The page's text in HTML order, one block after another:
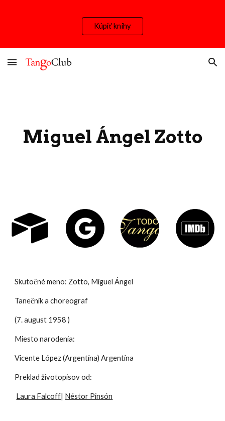
Kúpiť knihy
Miguel Ángel Zotto
Skutočné meno: Zotto, Miguel Ángel
Tanečník a choreograf
(7. august 1958 )
Miesto narodenia:
Vicente López (Argentína) Argentína
Preklad životopisovod:
Laura Falcoff| Néstor Pinsón